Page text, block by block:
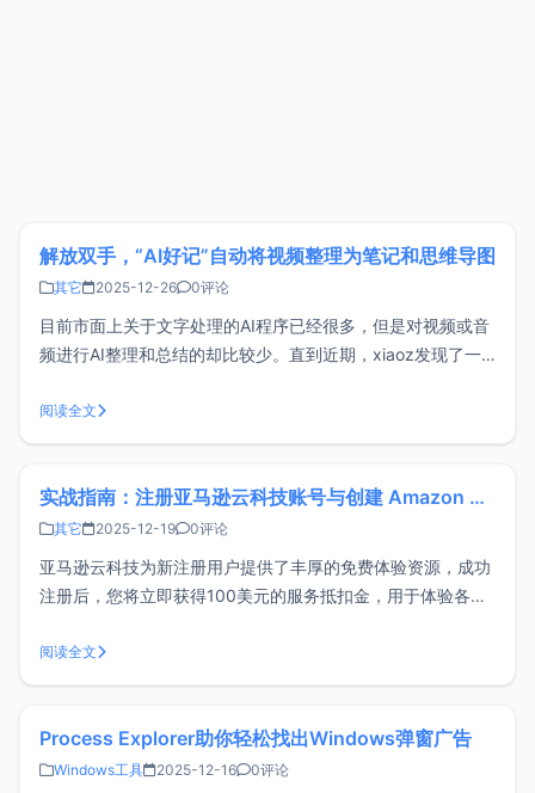
解放双手，“AI好记”自动将视频整理为笔记和思维导图
其它 2025-12-26 0评论
目前市面上关于文字处理的AI程序已经很多，但是对视频或音
频进行AI整理和总结的却比较少。直到近期，xiaoz发现了一
字，还能够整理成精美的图文笔记，生成思维和AI总结视频内
容等功能。效果如下图：Ai好记是什么？简单来说，它是一个
阅读全文
实战指南：注册亚马逊云科技账号与创建 Amazon RDS 数据库
其它 2025-12-19 0评论
亚马逊云科技为新注册用户提供了丰厚的免费体验资源，成功
注册后，您将立即获得100美元的服务抵扣金，用于体验各类
扣金，博主在这篇文章将介绍如何注册 亚马逊云科技 账号并
完成Amazon RDS 数据库创建。内容包括：注册亚马逊云科
阅读全文
Process Explorer助你轻松找出Windows弹窗广告
Windows工具 2025-12-16 0评论